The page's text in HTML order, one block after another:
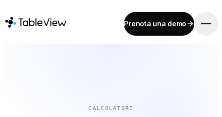
Prenota una demo
CALCOLATORI